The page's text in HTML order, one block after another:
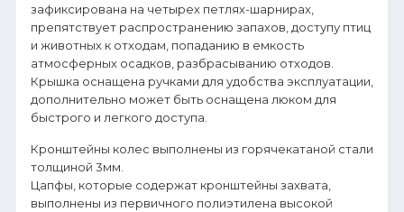
зафиксирована на четырех петлях-шарнирах,
препятствует распространению запахов, доступу птиц
и животных к отходам, попаданию в емкость
атмосферных осадков, разбрасыванию отходов.
Крышка оснащена ручками для удобства эксплуатации,
дополнительно может быть оснащена люком для
быстрого и легкого доступа.
Кронштейны колес выполнены из горячекатаной стали
толщиной 3мм.
Цапфы, которые содержат кронштейны захвата,
выполнены из первичного полиэтилена высокой